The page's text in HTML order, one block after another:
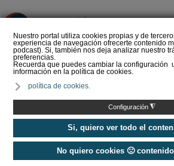
Nuestro portal utiliza cookies propias y de
experiencia de navegación ofrecerte contenido
podcast). Si, también nos deja analizar nuestro
preferencias.
Recuerda que puedes cambiar la configuración
información en la política de cookies.
política de cookies.
Configuración ◮
Si, quiero ver todo el
No quiero cookies 🙁
sistema Skywater®
Sopranature® en su
Construcción Sostenible /